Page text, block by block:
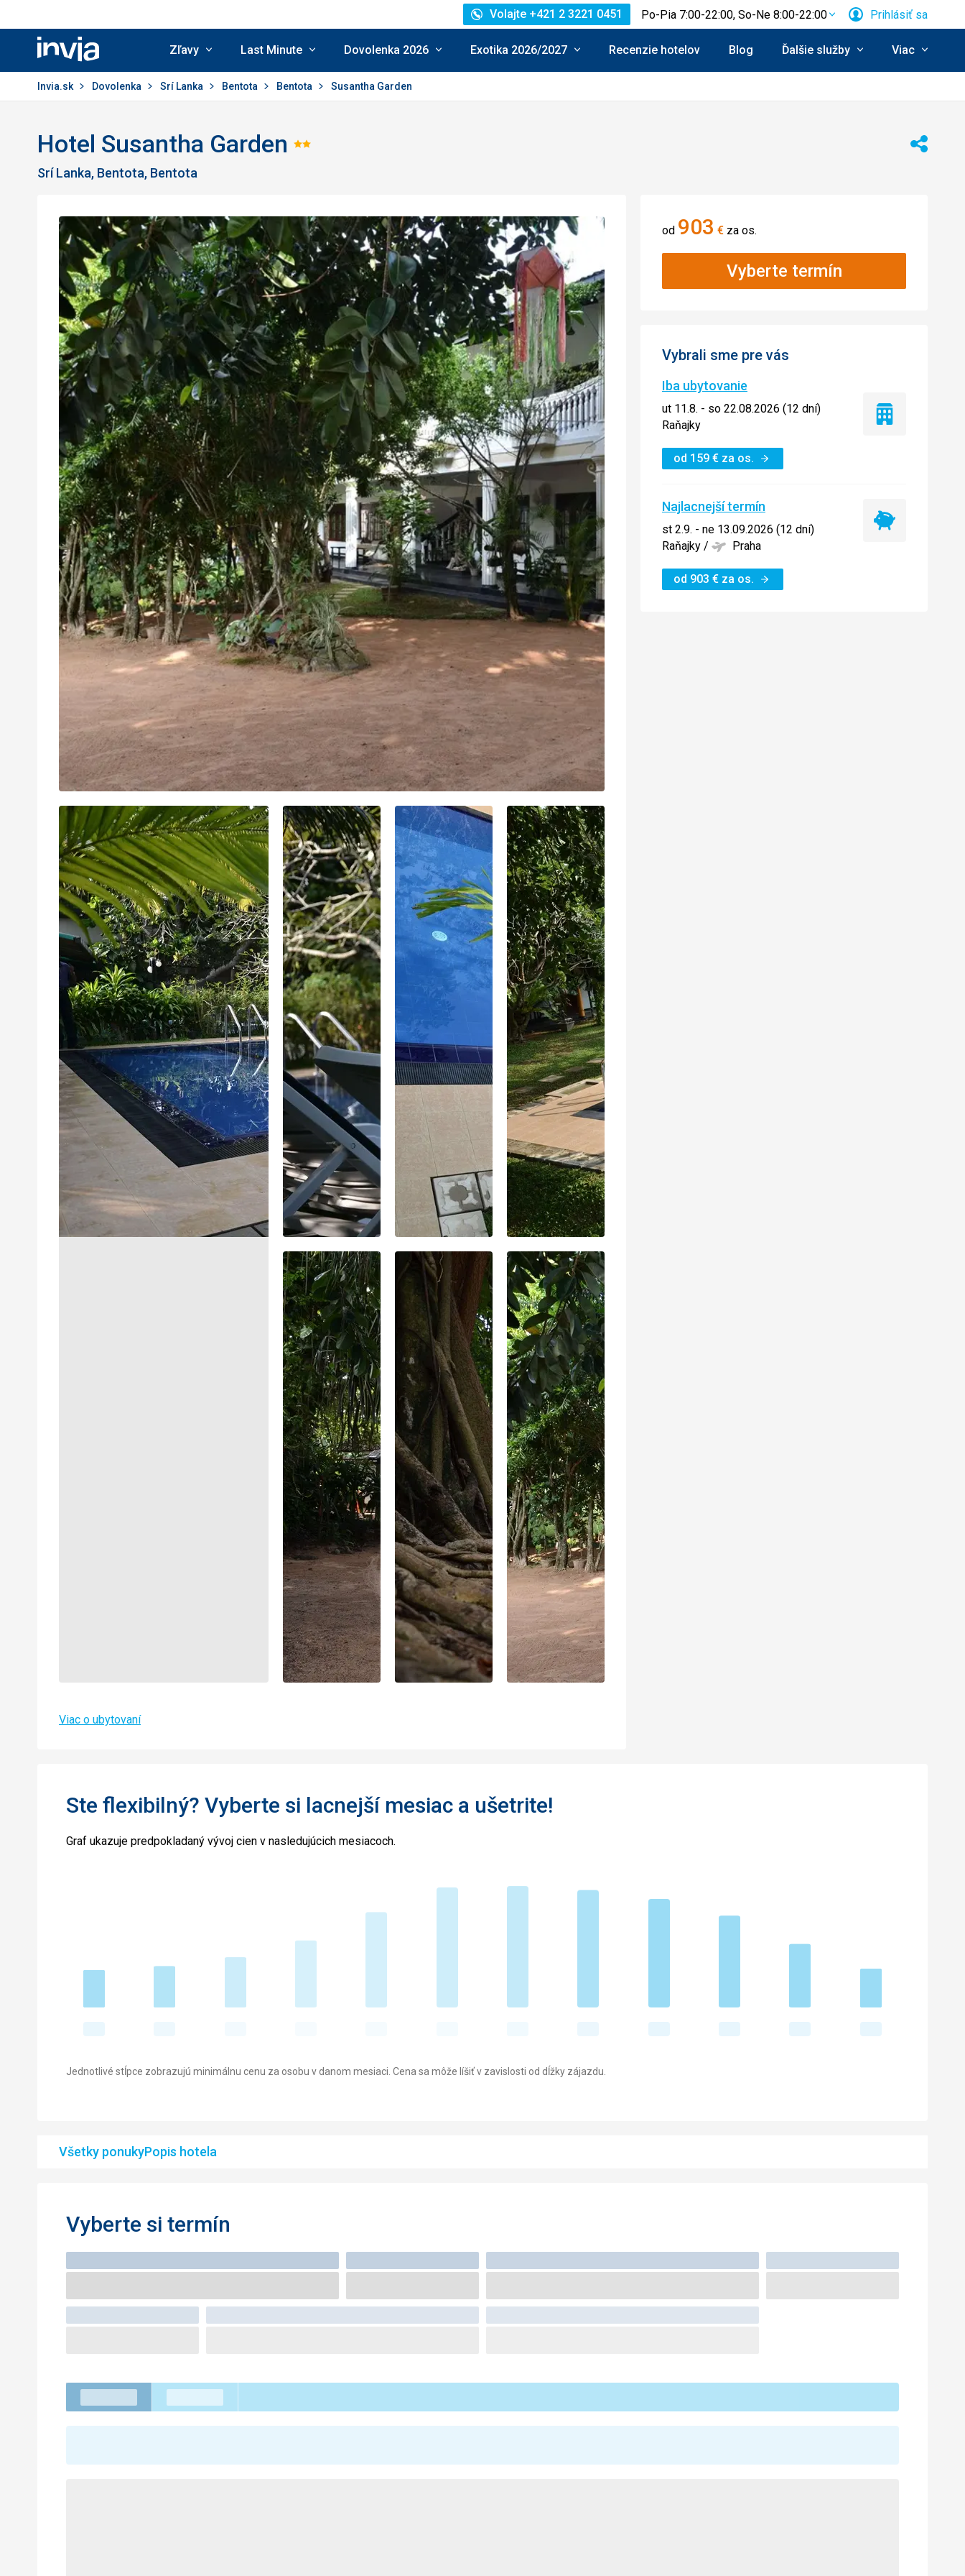
Invia.sk
Volajte +421 2 3221 0451 Po-Pia 7:00-22:00, So-Ne 8:00-22:00 Prihlásiť sa
Zľavy Last Minute Dovolenka 2026 Exotika 2026/2027 Recenzie hotelov Blog Ďalšie služby Viac
Invia.sk Dovolenka Srí Lanka Bentota Bentota Susantha Garden
Hotel Susantha Garden Hodnotenie:
Srí Lanka, Bentota, Bentota
Zdieľať
Viac o ubytovaní
od 903 € za os.
Vyberte termín
Vybrali sme pre vás
Iba ubytovanie
ut 11.8. - so 22.08.2026 (12 dní)
Raňajky
od 159 € za os.
Iba
Najlacnejší termín
st 2.9. - ne 13.09.2026 (12 dní)
Raňajky / Praha
od 903 € za os.
Najlacnejší
Ste flexibilný? Vyberte si lacnejší mesiac a ušetrite!
Graf ukazuje predpokladaný vývoj cien v nasledujúcich mesiacoch.
Jednotlivé stĺpce zobrazujú minimálnu cenu za osobu v danom mesiaci. Cena sa môže líšiť v zavislosti od dĺžky zájazdu.
Všetky ponukyPopis hotela
Vyberte si termín